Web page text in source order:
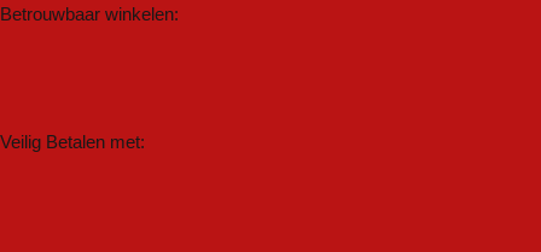
Veilig Betalen met:
Betrouwbaar winkelen: